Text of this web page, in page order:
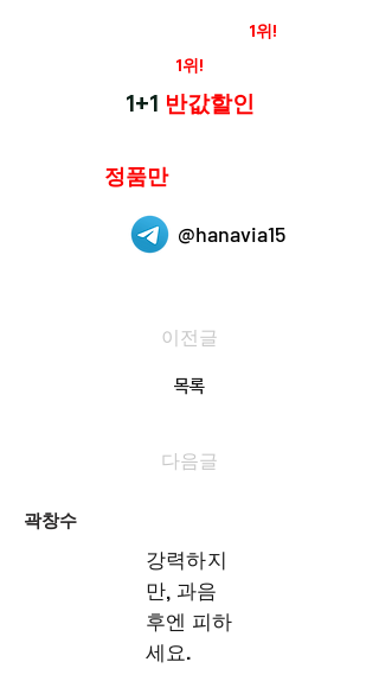
1위!
1위!
1+1 반값할인
정품만
@hanavia15
이전글
목록
다음글
곽창수
강력하지
만, 과음
후엔 피하
세요.